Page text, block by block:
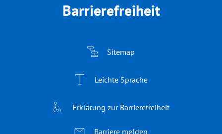
Barrierefreiheit
Sitemap
Leichte Sprache
Erklärung zur Barrierefreiheit
Barriere melden